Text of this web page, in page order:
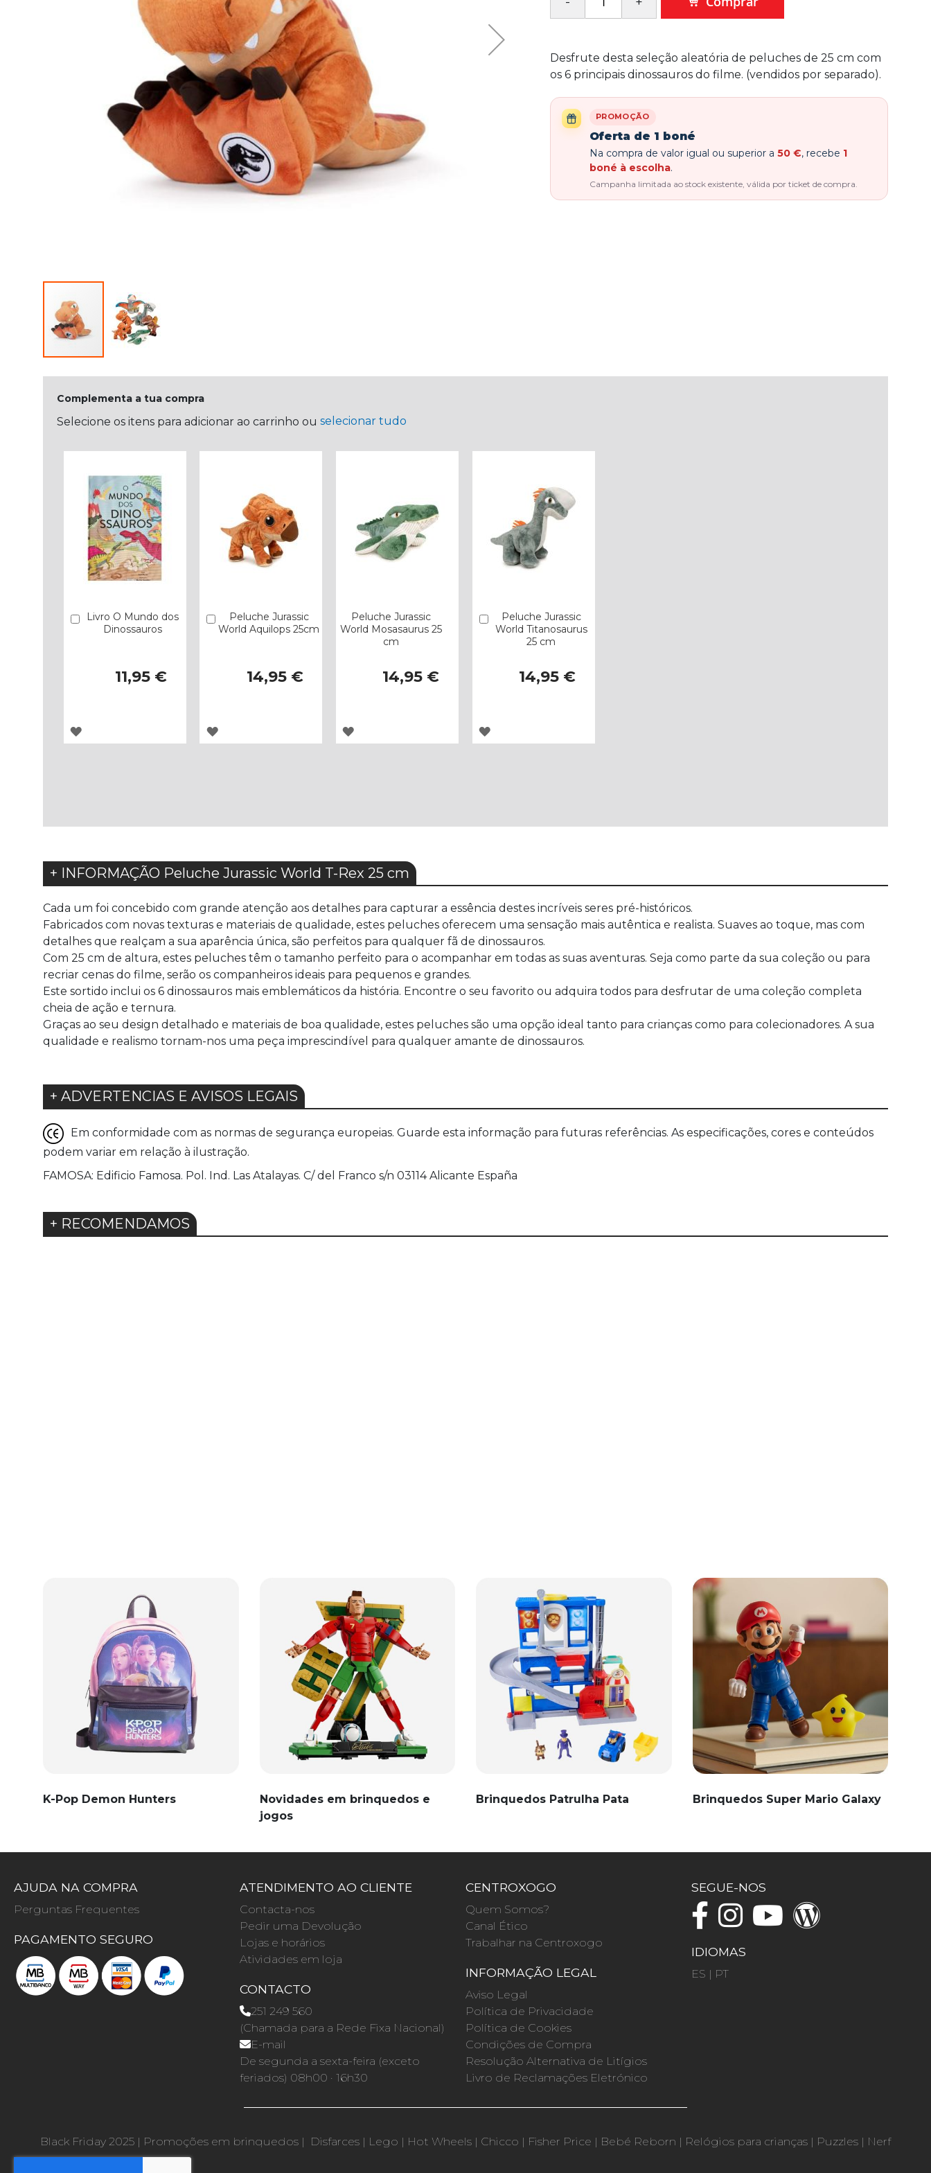
Desfrute desta seleção aleatória de peluches de 25 cm com
os 6 principais dinossauros do filme. (vendidos por separado).
PROMOÇÃO
Oferta de 1 boné
Na compra de valor igual ou superior a 50 €, recebe 1
boné à escolha.
Campanha limitada ao stock existente, válida por ticket de compra.
Complementa a tua compra
Selecione os itens para adicionar ao carrinho ou selecionar tudo
Livro O Mundo dos
Dinossauros
11,95 €
Comprar
ADICIONAR
DESEJOS
Peluche Jurassic
World Aquilops 25cm
14,95 €
Comprar
ADICIONAR
DESEJOS
Peluche Jurassic
World Mosasaurus 25
cm
14,95 €
ADICIONAR
DESEJOS
Peluche Jurassic
World Titanosaurus
25 cm
14,95 €
Comprar
ADICIONAR
DESEJOS
+ INFORMAÇÃO Peluche Jurassic World T-Rex 25 cm
Cada um foi concebido com grande atenção aos detalhes para capturar a essência destes incríveis seres pré-históricos.
Fabricados com novas texturas e materiais de qualidade, estes peluches oferecem uma sensação mais autêntica e realista. Suaves ao toque, mas com
detalhes que realçam a sua aparência única, são perfeitos para qualquer fã de dinossauros.
Com 25 cm de altura, estes peluches têm o tamanho perfeito para o acompanhar em todas as suas aventuras. Seja como parte da sua coleção ou para
recriar cenas do filme, serão os companheiros ideais para pequenos e grandes.
Este sortido inclui os 6 dinossauros mais emblemáticos da história. Encontre o seu favorito ou adquira todos para desfrutar de uma coleção completa
cheia de ação e ternura.
Graças ao seu design detalhado e materiais de boa qualidade, estes peluches são uma opção ideal tanto para crianças como para colecionadores. A sua
qualidade e realismo tornam-nos uma peça imprescindível para qualquer amante de dinossauros.
+ ADVERTENCIAS E AVISOS LEGAIS
Em conformidade com as normas de segurança europeias. Guarde esta informação para futuras referências. As especificações, cores e conteúdos
podem variar em relação à ilustração.
FAMOSA: Edificio Famosa. Pol. Ind. Las Atalayas. C/ del Franco s/n 03114 Alicante España
+ RECOMENDAMOS
K-Pop Demon Hunters
Novidades em brinquedos e
jogos
Brinquedos Patrulha Pata Brinquedos Super Mario Galaxy
AJUDA NA COMPRA
Perguntas Frequentes
PAGAMENTO SEGURO
ATENDIMENTO AO CLIENTE
Contacta-nos
Pedir uma Devolução
Lojas e horários
Atividades em loja
CONTACTO
251 249 560
(Chamada para a Rede Fixa Nacional)
E-mail
De segunda a sexta-feira (exceto
feriados) 08h00 · 16h30
CENTROXOGO
Quem Somos?
Canal Ético
Trabalhar na Centroxogo
INFORMAÇÃO LEGAL
Aviso Legal
Política de Privacidade
Política de Cookies
Condições de Compra
Resolução Alternativa de Litígios
Livro de Reclamações Eletrónico
SEGUE-NOS
IDIOMAS
ES | PT
Black Friday 2025 | Promoções em brinquedos | Disfarces | Lego | Hot Wheels | Chicco | Fisher Price | Bebé Reborn | Relógios para crianças | Puzzles | Nerf